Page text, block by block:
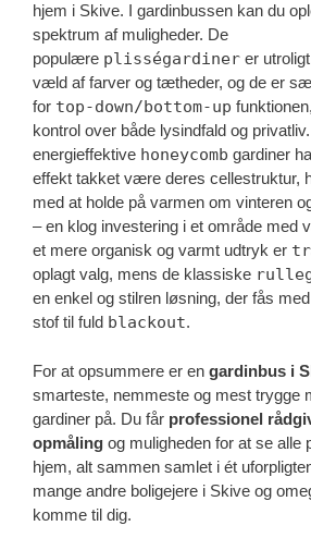
hjem i Skive. I gardinbussen kan du
spektrum af muligheder. De
populære plisségardiner er
væld af farver og tætheder, og de er
for top-down/bottom-up
kontrol over både lysindfald og
energieffektive honeycomb gardiner
effekt takket være deres cellestruktur,
med at holde på varmen om vinteren
– en klog investering i et område med
et mere organisk og varmt udtryk er
oplagt valg, mens de klassiske
en enkel og stilren løsning, der fås
stof til fuld blackout.
For at opsummere er en gardinbus i
smarteste, nemmeste og mest trygge
gardiner på. Du får professionel
opmåling og muligheden for at se alle
hjem, alt sammen samlet i ét
mange andre boligejere i Skive og
komme til dig.